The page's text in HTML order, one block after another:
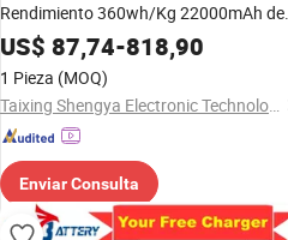
Rendimiento 360wh/Kg 22000mAh de
Larga Vida Útil 6s 7s 12s 14s para
Modelos de Barcos y Yates RC
US$ 87,74-818,90
1 Pieza (MOQ)
Taixing Shengya Electronic Technology Co., Ltd.
Enviar Consulta